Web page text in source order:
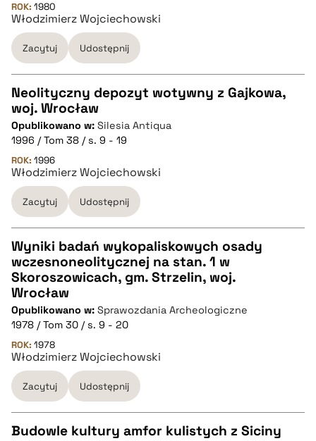
BIBTEX
pobierz cytat
ROK: 1980
Włodzimierz Wojciechowski
Zacytuj Udostępnij
CZYSTY TEKST
pobierz cytat
BIBTEX
pobierz cytat
Neolityczny depozyt wotywny z Gajkowa,
woj. Wrocław
Opublikowano w: Silesia Antiqua
1996 / Tom 38 / s. 9 - 19
ROK: 1996
Włodzimierz Wojciechowski
Zacytuj Udostępnij
CZYSTY TEKST
pobierz cytat
BIBTEX
pobierz cytat
Wyniki badań wykopaliskowych osady
wczesnoneolitycznej na stan. 1 w
Skoroszowicach, gm. Strzelin, woj.
Wrocław
Opublikowano w: Sprawozdania Archeologiczne
1978 / Tom 30 / s. 9 - 20
ROK: 1978
Włodzimierz Wojciechowski
Zacytuj Udostępnij
Budowle kultury amfor kulistych z Siciny